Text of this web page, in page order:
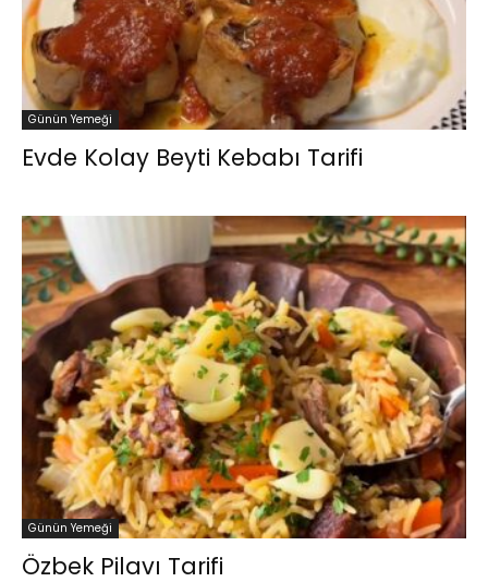
Günün Yemeği
Evde Kolay Beyti Kebabı Tarifi
Günün Yemeği
Özbek Pilavı Tarifi